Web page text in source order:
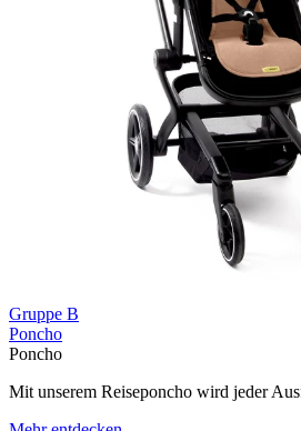
Gruppe B
Poncho
Poncho
Mit unserem Reiseponcho wird jeder